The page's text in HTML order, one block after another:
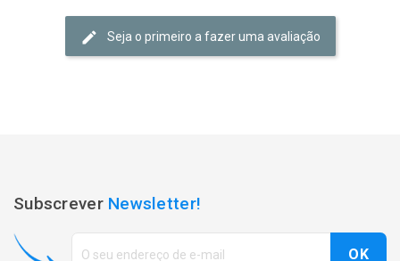
Seja o primeiro a fazer uma avaliação
Subscrever Newsletter!